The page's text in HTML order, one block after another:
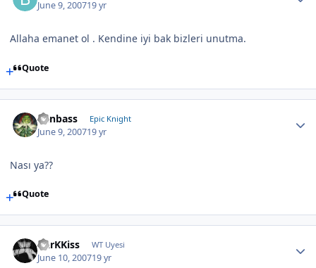
June 9, 200719 yr
Allaha emanet ol . Kendine iyi bak bizleri unutma.
Quote
Canbass Epic Knight
June 9, 200719 yr
Nası ya??
Quote
DarKKiss WT Uyesi
June 10, 200719 yr